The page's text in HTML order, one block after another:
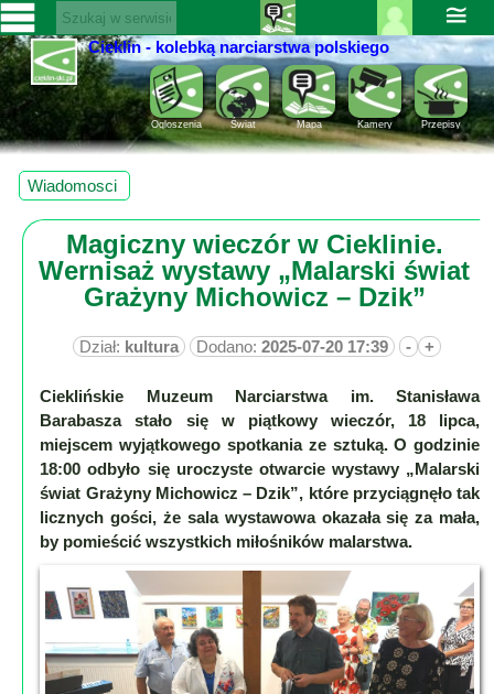
SERWISY
CIEKLIN-
SKI.PL
Wiadomości
Kultura
Sport
Fotorelacja
Narty
Ciekawostki
Lokalne
Filmy
Kamery
Informacje
Przydatne
Plakaty
Zaloguj
się ››
Rejestracja
Pomoc
≅
Cieklin - kolebką narciarstwa polskiego
Przepisy
Kamery
Mapa
Świat
Ogloszenia
Wiadomosci
Magiczny wieczór w Cieklinie.
Wernisaż wystawy „Malarski świat
Grażyny Michowicz – Dzik”
Dział: kultura Dodano: 2025-07-20 17:39 - +
Cieklińskie Muzeum Narciarstwa im. Stanisława
Barabasza stało się w piątkowy wieczór, 18 lipca,
miejscem wyjątkowego spotkania ze sztuką. O godzinie
18:00 odbyło się uroczyste otwarcie wystawy „Malarski
świat Grażyny Michowicz – Dzik”, które przyciągnęło tak
licznych gości, że sala wystawowa okazała się za mała,
by pomieścić wszystkich miłośników malarstwa.